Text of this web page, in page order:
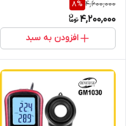
4,600,000
8%
4,200,000
افزودن به سبد